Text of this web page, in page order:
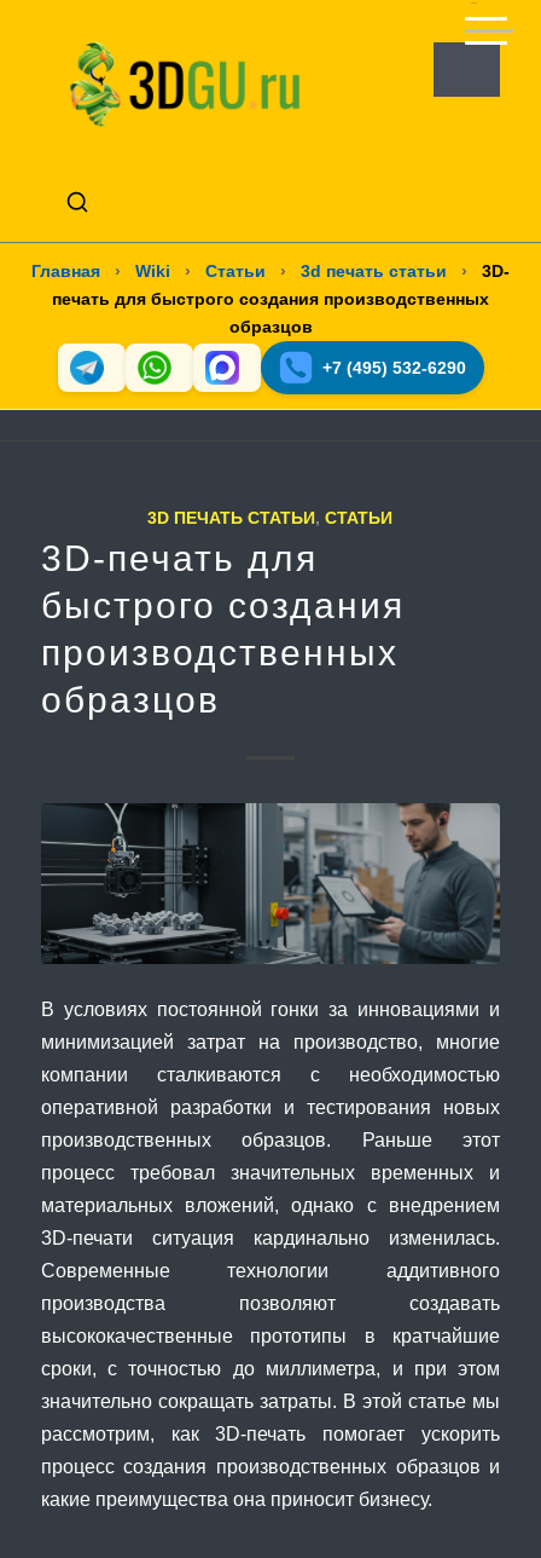
Главная › Wiki › Статьи › 3d печать статьи ›
3D-
печать для быстрого создания производственных
образцов
+7 (495) 532-6290
3D ПЕЧАТЬ СТАТЬИ,СТАТЬИ
3D-печать для
быстрого создания
производственных
образцов
В условиях постоянной гонки за инновациями и
минимизацией затрат на производство, многие
компании сталкиваются с необходимостью
оперативной разработки и тестирования новых
производственных образцов. Раньше этот
процесс требовал значительных временных и
материальных вложений, однако с внедрением
3D-печати ситуация кардинально изменилась.
Современные технологии аддитивного
производства позволяют создавать
высококачественные прототипы в кратчайшие
сроки, с точностью до миллиметра, и при этом
значительно сокращать затраты. В этой статье мы
рассмотрим, как 3D-печать помогает ускорить
процесс создания производственных образцов и
какие преимущества она приносит бизнесу.